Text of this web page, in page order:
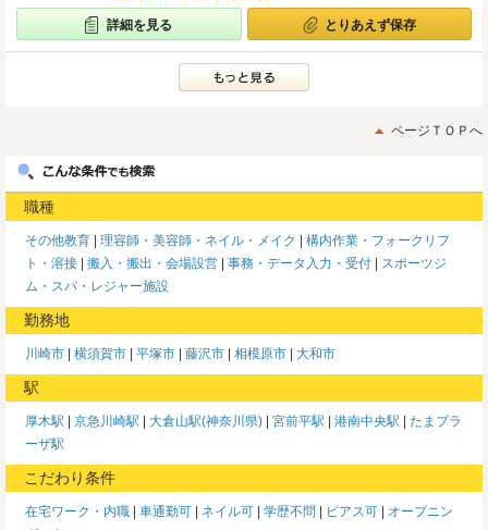
詳細を見る とりあえず保存
ページＴＯＰへ
職種
その他教育 理容師・美容師・ネイル・メイク
構内作業・フォークリフ
ト・溶接
搬入・搬出・会場設営 事務・データ入力・受付
スポーツジ
ム・スパ・レジャー施設
勤務地
川崎市 横須賀市 平塚市 藤沢市 相模原市 大和市
駅
厚木駅 京急川崎駅 大倉山駅(神奈川県) 宮前平駅 港南中央駅
たまプラ
ーザ駅
こだわり条件
在宅ワーク・内職 車通勤可 ネイル可 学歴不問 ピアス可
オープニン